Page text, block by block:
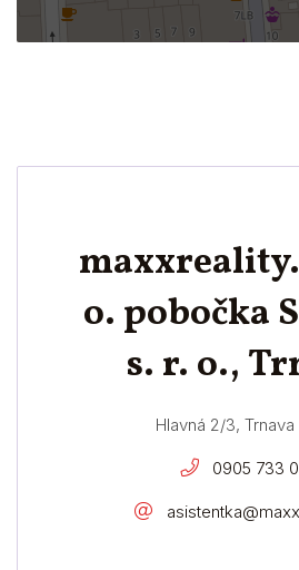
o. pobočka
s. r. o.,
Hlavná 2/3, Trnava
0905 733